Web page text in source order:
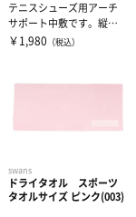
テニスシューズ用アーチ
サポート中敷です。縦横
アーチを支えるために、
￥1,980 （税込）
swans
ドライタオル スポーツ
タオルサイズ ピンク(003)